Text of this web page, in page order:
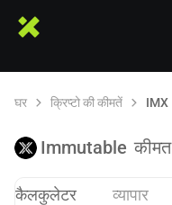
घर क्रिप्टो की कीमतें IMX
Immutable कीमत
कैलकुलेटर व्यापार